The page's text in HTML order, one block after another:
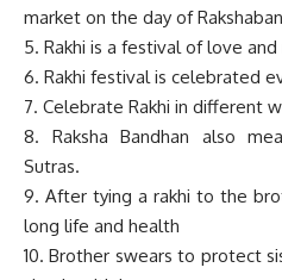
market on the day of
5. Rakhi is a festival of love
6. Rakhi festival is celebrated
7. Celebrate Rakhi in different
8. Raksha Bandhan also
Sutras.
9. After tying a rakhi to the
long life and health
10. Brother swears to protect